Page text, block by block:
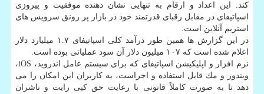
كند. این اعداد و ارقام به تنهایی نشان دهنده موفقیت و پیروزی
اسپاتیفای در مقابل رقبای قدرتمند خود در بازار پر رونق سرویس های
استریم آنلاین است.
در این گزارش ها همین طور درآمد كلی اسپاتیفای ۱.۷ میلیارد دلار
اعلام شده است كه ۱۰۷ میلیون دلار آن سود عملیاتی بوده است.
نرم افزار و اپلیكیشن اسپاتیفای كه برای سیستم عامل اندروید، iOS،
ویندوز و مك قابل استفاده و اجراست، به كاربران این امكان را می
دهد تا به صورت كاملاً قانونی با رعایت حق كپی رایت و ناشران